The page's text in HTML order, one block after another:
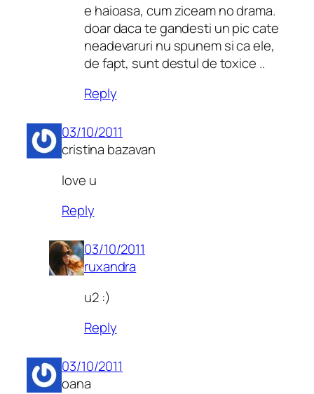
e haioasa, cum ziceam no drama.
doar daca te gandesti un pic cate
neadevaruri nu spunem si ca ele,
de fapt, sunt destul de toxice ..
Reply
03/10/2011
cristina bazavan
love u
Reply
03/10/2011
ruxandra
u2 :)
Reply
03/10/2011
oana